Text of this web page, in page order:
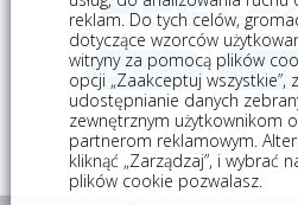
logowanie
Mój koszyk (0)
reklam. Do tych celów,
dotyczące wzorców
witryny za pomocą plików
opcji „Zaakceptuj wszystkie”,
udostępnianie danych
zewnętrznym użytkownikom
partnerom reklamowym.
kliknąć „Zarządzaj”, i wybrać
plików cookie pozwalasz.